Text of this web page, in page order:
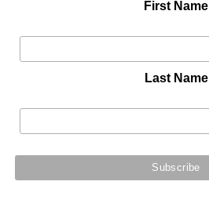
First Name
Last Name